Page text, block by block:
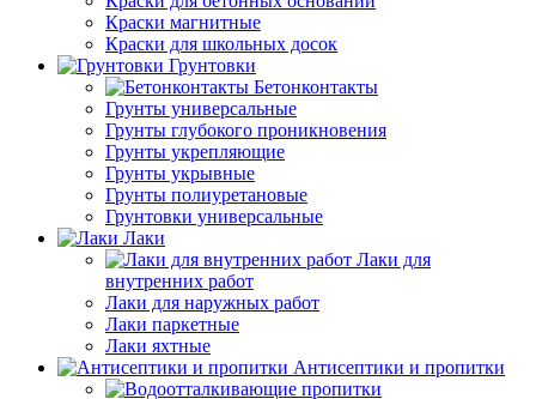
Краски магнитные
Краски для школьных досок
Грунтовки
Бетонконтакты
Грунты универсальные
Грунты глубокого проникновения
Грунты укрепляющие
Грунты укрывные
Грунты полиуретановые
Грунтовки универсальные
Лаки
Лаки для
внутренних работ
Лаки для наружных работ
Лаки паркетные
Лаки яхтные
Антисептики и пропитки